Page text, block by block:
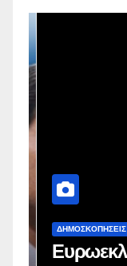
ΔΗΜΟΣΚΟΠΉΣΕΙΣ